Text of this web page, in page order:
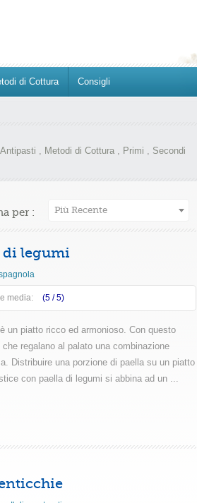
di Cottura
Consigli
Antipasti , Metodi di Cottura , Primi , Secondi
per : Più Recente
di legumi
media: (5 /5)
un piatto ricco ed armonioso. Con questo
regalano al palato una combinazione
Distribuire una porzione di paella su un piatto
con paella di legumi si abbina ad un ...